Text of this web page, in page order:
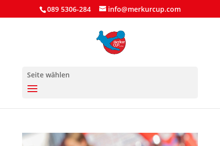
089 5306-284 info@merkurcup.com
Seite wählen